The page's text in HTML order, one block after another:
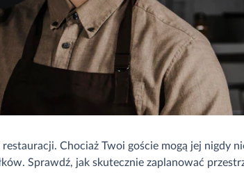
Chociaż Twoi goście mogą jej nigdy
Sprawdź, jak skutecznie zaplanować